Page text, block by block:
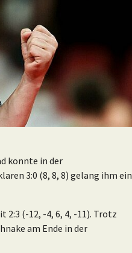
konnte in der
3:0 (8, 8, 8) gelang ihm ein
(-12, -4, 6, 4, -11). Trotz
am Ende in der